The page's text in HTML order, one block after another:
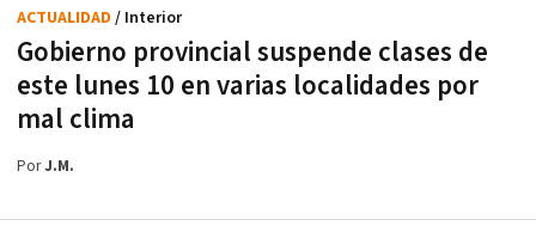
Gobierno provincial suspende clases de
este lunes 10 en varias localidades por
mal clima
ACTUALIDAD / Interior
PorJ.M.